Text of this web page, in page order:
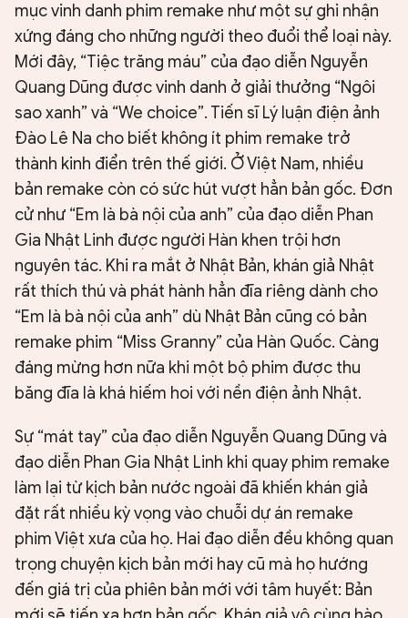
mục vinh danh phim remake như một sự ghi nhận
xứng đáng cho những người theo đuổi thể loại này.
Mới đây, “Tiệc trăng máu” của đạo diễn Nguyễn
Quang Dũng được vinh danh ở giải thưởng “Ngôi
sao xanh” và “We choice”. Tiến sĩ Lý luận điện ảnh
Đào Lê Na cho biết không ít phim remake trở
thành kinh điển trên thế giới. Ở Việt Nam, nhiều
bản remake còn có sức hút vượt hẳn bản gốc. Đơn
cử như “Em là bà nội của anh” của đạo diễn Phan
Gia Nhật Linh được người Hàn khen trội hơn
nguyên tác. Khi ra mắt ở Nhật Bản, khán giả Nhật
rất thích thú và phát hành hẳn đĩa riêng dành cho
“Em là bà nội của anh” dù Nhật Bản cũng có bản
remake phim “Miss Granny” của Hàn Quốc. Càng
đáng mừng hơn nữa khi một bộ phim được thu
băng đĩa là khá hiếm hoi với nền điện ảnh Nhật.
Sự “mát tay” của đạo diễn Nguyễn Quang Dũng và
đạo diễn Phan Gia Nhật Linh khi quay phim remake
làm lại từ kịch bản nước ngoài đã khiến khán giả
đặt rất nhiều kỳ vọng vào chuỗi dự án remake
phim Việt xưa của họ. Hai đạo diễn đều không quan
trọng chuyện kịch bản mới hay cũ mà họ hướng
đến giá trị của phiên bản mới với tâm huyết: Bản